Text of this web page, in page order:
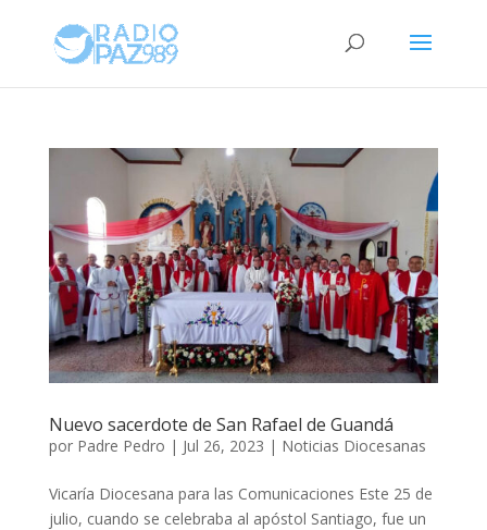
Nuevo sacerdote de San Rafael de Guandá
por Padre Pedro | Jul 26, 2023 | Noticias Diocesanas
Vicaría Diocesana para las Comunicaciones Este 25 de
julio, cuando se celebraba al apóstol Santiago, fue un